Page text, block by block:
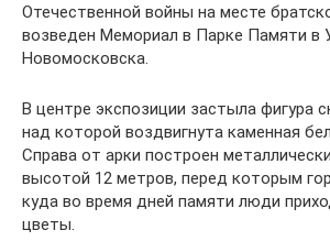
Отечественной войны на месте
возведен Мемориал в Парке Памяти в
Новомосковска.
В центре экспозиции застыла фигура
над которой воздвигнута каменная
Справа от арки построен
высотой 12 метров, перед которым
куда во время дней памяти люди
цветы.